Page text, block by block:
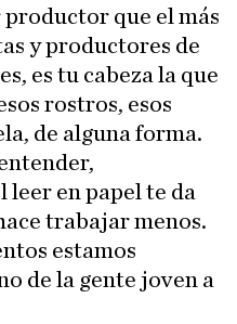
que el más
y productores de
es tu cabeza la que
rostros, esos
de alguna forma.
leer en papel te da
trabajar menos.
estamos
de la gente joven a